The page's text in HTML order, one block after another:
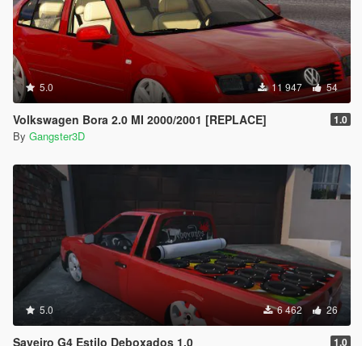
5.0 11 947 54
Volkswagen Bora 2.0 MI 2000/2001 [REPLACE] 1.0
By Gangster3D
5.0 6 462 26
Saveiro G4 Estilo Deboxados 1.0 1.0